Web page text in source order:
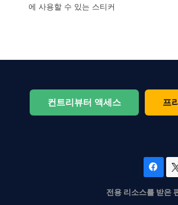
에 사용할 수 있는 스티커
컨트리뷰터 액세스 프
전용 리소스를 받은